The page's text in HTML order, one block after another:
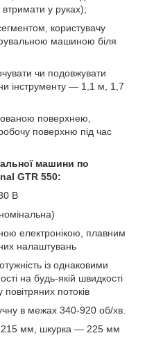
втримати у руках);
користувачу
машиною біля
чи подовжувати
інструменту — 1,1 м, 1,7
поверхнею,
поверхню під час
машини по
GTR 550:
В
електронікою, плавним
налаштувань
із однаковими
на будь-якій швидкості
потоків
в межах 340-920 об/хв.
215 мм, шкурка — 225 мм